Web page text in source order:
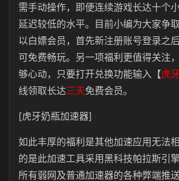
需手动操作，即便连续游戏长达十个
延迟较低的水平。目前小编为大家争
以白嫖会员，首先新注册账号登录之后
可免费畅玩。另一项福利更值得关注
够心动，只要打开兑换功能输入【虎
线领取长达三天免费会员。
[虎牙奶瓶加速器]
如此丰厚的福利是其他加速应用无法
的是此加速工具采用黑科技帕拉斯引
所有弱网及普通加速器的各种弊端推